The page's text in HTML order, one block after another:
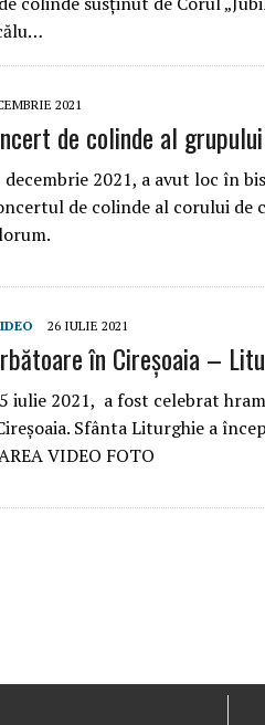
2021
de colinde al
2021, a avut loc în
de colinde al corului de
26 IULIE 2021
în Cireșoaia –
iulie 2021, a fost celebrat
Sfânta Liturghie a
VIDEO FOTO